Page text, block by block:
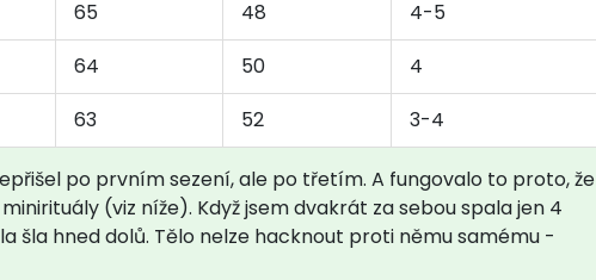
65 48
4-5
64 50
4
63 52 3-4
po prvním sezení, ale po třetím. A fungovalo to proto, že
(viz níže). Když jsem dvakrát za sebou spala jen 4
šla hned dolů. Tělo nelze hacknout proti němu samému -